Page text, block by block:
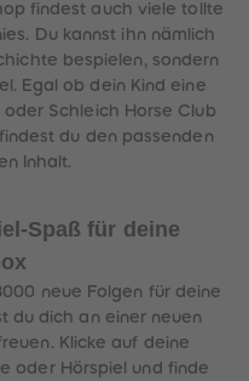
findest auch viele tollte
Du kannst ihn nämlich
bespielen, sondern
Egal ob dein Kind eine
oder Schleich Horse Club
du den passenden
Inhalt.
Spaß für deine
neue Folgen für deine
du dich an einer neuen
Klicke auf deine
oder Hörspiel und finde